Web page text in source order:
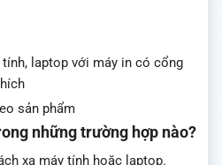
tính, laptop với máy in có cổng
sản phẩm
những trường hợp nào?
xa máy tính hoặc laptop.